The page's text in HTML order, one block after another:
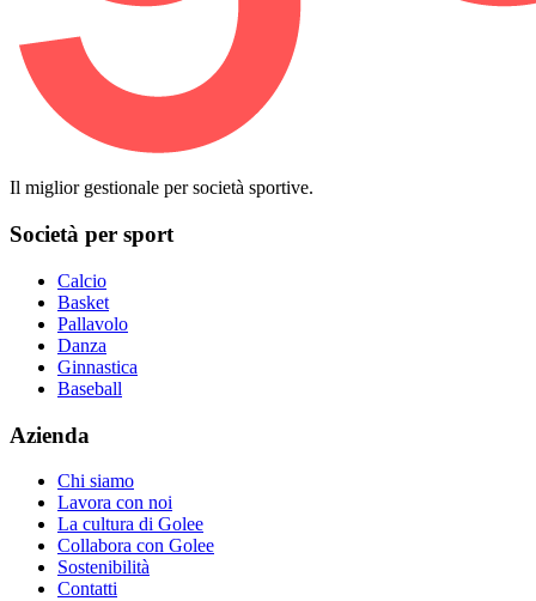
Il miglior gestionale per società sportive.
Società per sport
Calcio
Basket
Pallavolo
Danza
Ginnastica
Baseball
Azienda
Chi siamo
Lavora con noi
La cultura di Golee
Collabora con Golee
Sostenibilità
Contatti